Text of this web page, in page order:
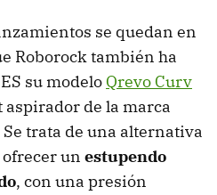
se quedan en
Roborock también ha
su modelo Qrevo Curv
de la marca
trata de una alternativa
un estupendo
, con una presión